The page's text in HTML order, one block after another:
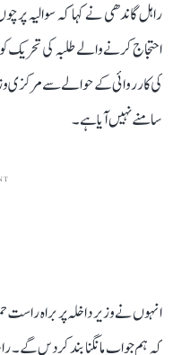
راہل گاندھی نے کہا کہ سوالیہ
احتجاج کرنے والے طلبہ کی تحریک
کی کارروائی کے حوالے سے مرکزی
سامنے نہیں آیا ہے۔
انہوں نے وزیر داخلہ پر براہ
کہ ہم جواب مانگنا بند کردیں گے۔